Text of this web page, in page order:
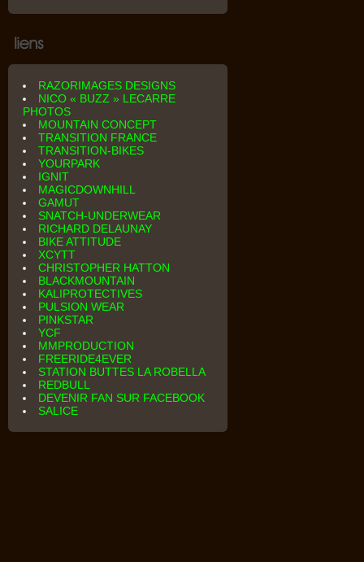
RAZORIMAGES DESIGNS
NICO « BUZZ » LECARRE
PHOTOS
MOUNTAIN CONCEPT
TRANSITION FRANCE
TRANSITION-BIKES
YOURPARK
IGNIT
MAGICDOWNHILL
GAMUT
SNATCH-UNDERWEAR
RICHARD DELAUNAY
BIKE ATTITUDE
XCYTT
CHRISTOPHER HATTON
BLACKMOUNTAIN
KALIPROTECTIVES
PULSION WEAR
PINKSTAR
YCF
MMPRODUCTION
FREERIDE4EVER
STATION BUTTES LA ROBELLA
REDBULL
DEVENIR FAN SUR FACEBOOK
SALICE